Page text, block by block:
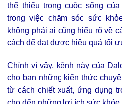
thể thiếu trong cuộc sống
trong việc chăm sóc sức
không phải ai cũng hiểu rõ về
cách để đạt được hiệu quả tối
Chính vì vậy, kênh này của
cho bạn những kiến thức
từ cách chiết xuất, ứng dụng